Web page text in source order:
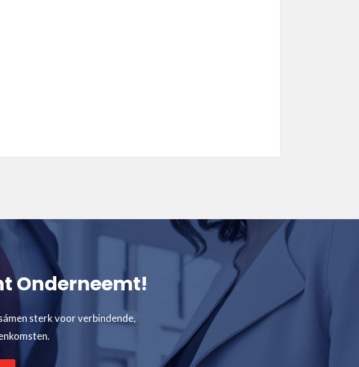
Onderneemt!
sterk voor verbindende,